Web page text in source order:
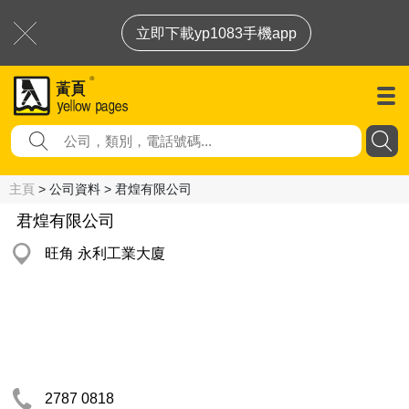
立即下載yp1083手機app
主頁 > 公司資料 > 君煌有限公司
君煌有限公司
旺角 永利工業大廈
2787 0818